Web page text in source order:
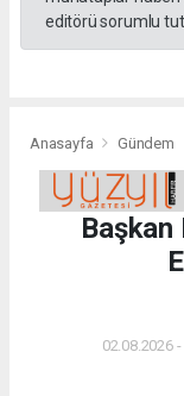
editörü sorumlu
Anasayfa Gündem
Başkan
02.08.2026